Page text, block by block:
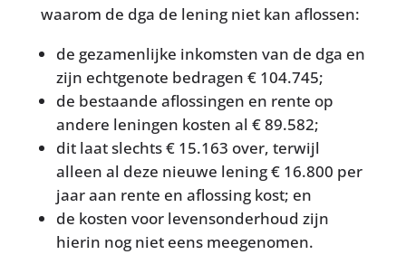
waarom de dga de lening niet kan aflossen:
de gezamenlijke inkomsten van de dga en
zijn echtgenote bedragen € 104.745;
de bestaande aflossingen en rente op
andere leningen kosten al € 89.582;
dit laat slechts € 15.163 over, terwijl
alleen al deze nieuwe lening € 16.800 per
jaar aan rente en aflossing kost; en
de kosten voor levensonderhoud zijn
hierin nog niet eens meegenomen.